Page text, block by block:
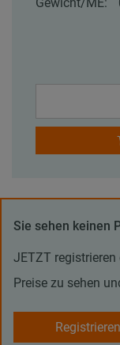
Sie sehen keinen
JETZT
Preise zu sehen
Registrieren